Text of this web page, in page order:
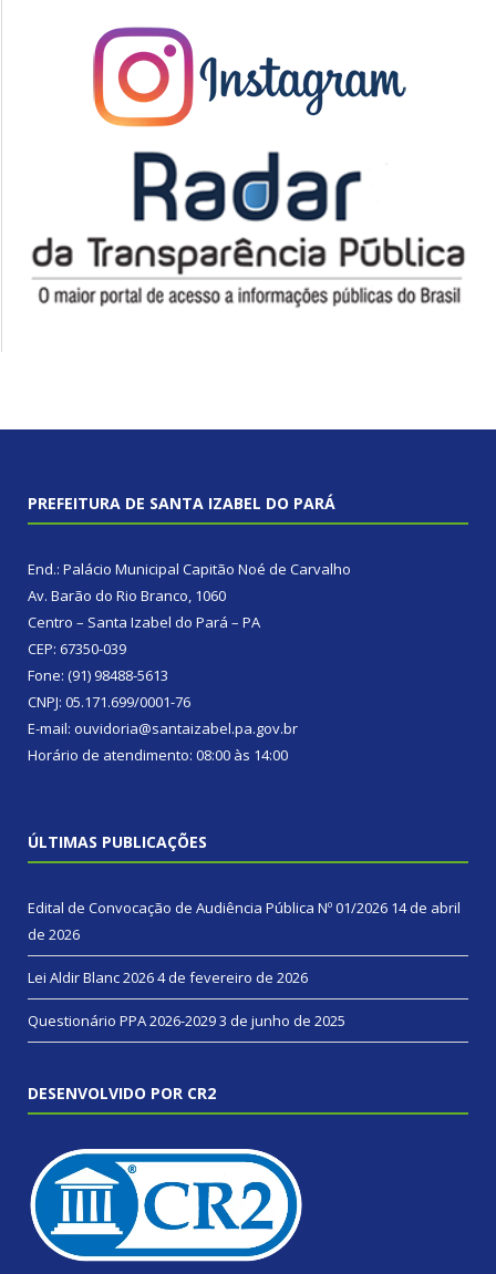
PREFEITURA DE SANTA IZABEL DO PARÁ
End.: Palácio Municipal Capitão Noé de Carvalho
Av. Barão do Rio Branco, 1060
Centro – Santa Izabel do Pará – PA
CEP: 67350-039
Fone: (91) 98488-5613
CNPJ: 05.171.699/0001-76
E-mail: ouvidoria@santaizabel.pa.gov.br
Horário de atendimento: 08:00 às 14:00
ÚLTIMAS PUBLICAÇÕES
Edital de Convocação de Audiência Pública Nº 01/2026 14 de abril
de 2026
Lei Aldir Blanc 20264 de fevereiro de 2026
Questionário PPA 2026-20293 de junho de 2025
DESENVOLVIDO POR CR2